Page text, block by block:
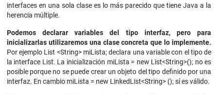
interfaces en una sola clase es lo más parecido que tiene Java a la
herencia múltiple.
Podemos declarar variables del tipo interfaz, pero para
inicializarlas utilizaremos una clase concreta que lo implemente.
Por ejemplo List <String> miLista; declara una variable con el tipo de
la interface List. La inicialización miLista = new List<String>(); no es
posible porque no se puede crear un objeto del tipo definido por una
interfaz. En cambio miLista = new LinkedList<String> (); sí es válido.